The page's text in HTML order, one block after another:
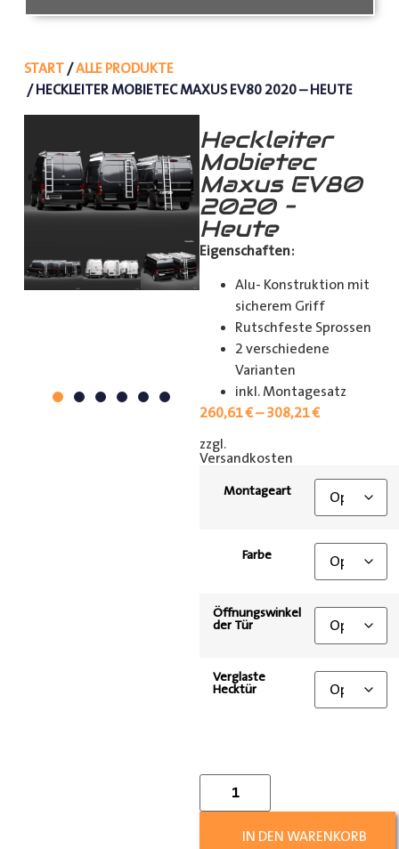
START/ALLE PRODUKTE
/ HECKLEITER MOBIETEC MAXUS EV80 2020 – HEUTE
Heckleiter
Mobietec
Maxus EV80
2020 –
Heute
Eigenschaften:
Alu- Konstruktion mit
sicherem Griff
Rutschfeste Sprossen
2 verschiedene
Varianten
inkl. Montagesatz
260,61€–308,21€
zzgl.
Versandkosten
Montageart
Farbe
Öffnungswinkel
der Tür
Verglaste
Hecktür
IN DEN WARENKORB